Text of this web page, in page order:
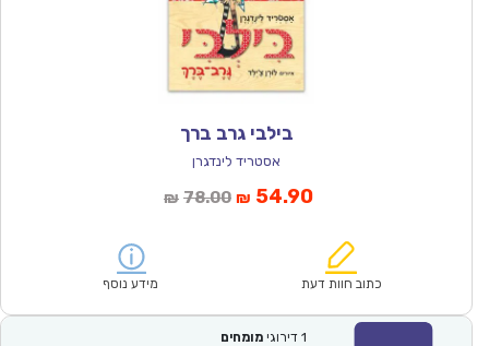
בילבי גרב ברך
אסטריד לינדגרן
₪ 78.00המחיר
₪78.00.
₪ 54.90המחיר
הוא:
כתוב חוות דעת מידע נוסף
1 דירוגי מומחים